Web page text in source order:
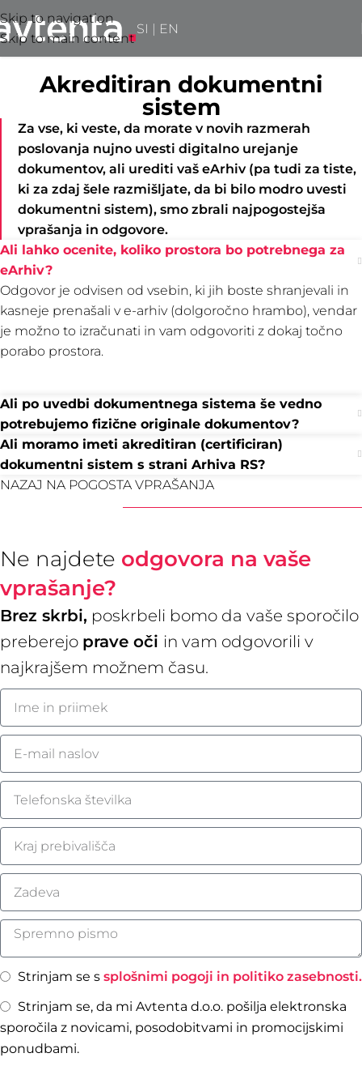
Skip to navigation
Skip to main content
SI | EN
Akreditiran dokumentni
sistem
Za vse, ki veste, da morate v novih razmerah
poslovanja nujno uvesti digitalno urejanje
dokumentov, ali urediti vaš eArhiv (pa tudi za tiste,
ki za zdaj šele razmišljate, da bi bilo modro uvesti
dokumentni sistem), smo zbrali najpogostejša
vprašanja in odgovore.
Ali lahko ocenite, koliko prostora bo potrebnega za
eArhiv?
Odgovor je odvisen od vsebin, ki jih boste shranjevali in
kasneje prenašali v e-arhiv (dolgoročno hrambo), vendar
je možno to izračunati in vam odgovoriti z dokaj točno
porabo prostora.
Ali po uvedbi dokumentnega sistema še vedno
potrebujemo fizične originale dokumentov?
Ali moramo imeti akreditiran (certificiran)
dokumentni sistem s strani Arhiva RS?
NAZAJ NA POGOSTA VPRAŠANJA
Ne najdete odgovora na vaše
vprašanje?
Brez skrbi, poskrbeli bomo da vaše sporočilo
preberejo prave oči in vam odgovorili v
najkrajšem možnem času.
Strinjam se s splošnimi pogoji in politiko zasebnosti.
Strinjam se, da mi Avtenta d.o.o. pošilja elektronska
sporočila z novicami, posodobitvami in promocijskimi
ponudbami.